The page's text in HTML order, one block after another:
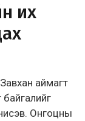
их
аймагт
Онгоцны